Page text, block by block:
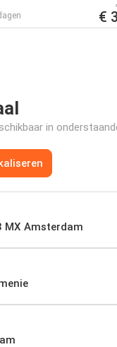
€
in
MX Amsterdam